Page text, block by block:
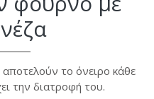
το όνειρο κάθε
την διατροφή του.